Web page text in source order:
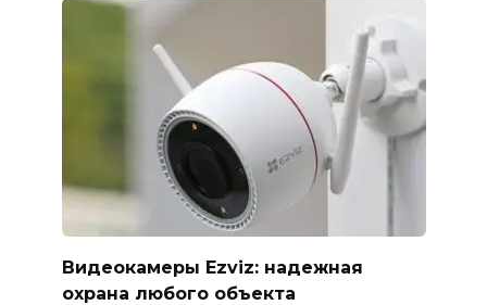
Видеокамеры Ezviz: надежная
охрана любого объекта